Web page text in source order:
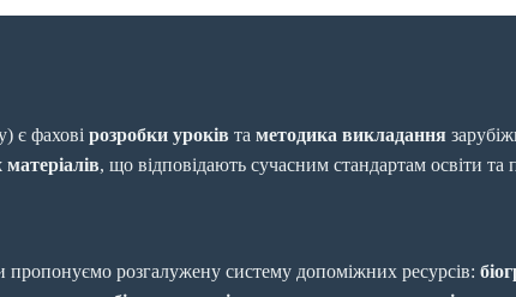
є фахові розробки уроків та методика викладання
, що відповідають сучасним стандартам освіти
пропонуємо розгалужену систему допоміжних ресурсів: